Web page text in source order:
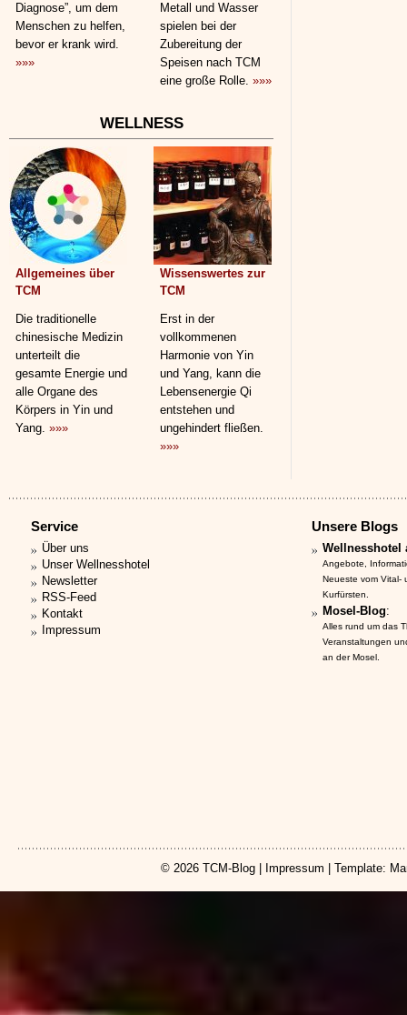
Diagnose”, um dem
Menschen zu helfen,
bevor er krank wird.
»»»
Metall und Wasser
spielen bei der
Zubereitung der
Speisen nach TCM
eine große Rolle. »»»
WELLNESS
Allgemeines über
TCM
Die traditionelle
chinesische Medizin
unterteilt die
gesamte Energie und
alle Organe des
Körpers in Yin und
Yang. »»»
Wissenswertes zur
TCM
Erst in der
vollkommenen
Harmonie von Yin
und Yang, kann die
Lebensenergie Qi
entstehen und
ungehindert fließen.
»»»
Service
Über uns
Unser Wellnesshotel
Newsletter
RSS-Feed
Kontakt
Impressum
Unsere Blogs
Wellnesshotel
Angebote,
Neueste vom Vital-
Kurfürsten.
Mosel-Blog:
Alles rund um das
Veranstaltungen
an der Mosel.
© 2026 TCM-Blog| Impressum | Template: